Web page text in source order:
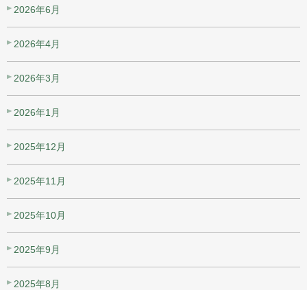
2026年6月
2026年4月
2026年3月
2026年1月
2025年12月
2025年11月
2025年10月
2025年9月
2025年8月